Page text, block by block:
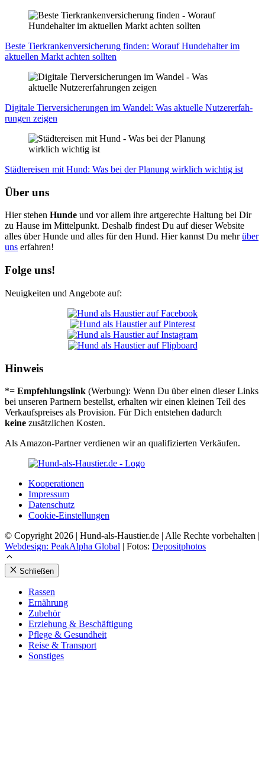
Bes­te Tier­kran­ken­ver­si­che­rung fin­den: Wor­auf Hun­de­hal­ter im
aktu­el­len Markt ach­ten soll­ten
Digi­ta­le Tier­ver­si­che­run­gen im Wan­del: Was aktu­el­le Nut­zer­er­fah­
run­gen zei­gen
Städ­te­rei­sen mit Hund: Was bei der Pla­nung wirk­lich wich­tig ist
Über uns
Hier stehen Hunde und vor allem ihre artgerechte Haltung bei Dir
zu Hause im Mittelpunkt. Deshalb findest Du auf dieser Website
alles über Hunde und alles für den Hund. Hier kannst Du mehrüber
uns erfahren!
Folge uns!
Neuigkeiten und Angebote auf:
Hinweis
*= Empfehlungslink (Werbung): Wenn Du über einen dieser Links
bei unseren Partnern bestellst, erhalten wir einen kleinen Teil des
Verkaufspreises als Provision. Für Dich entstehen dadurch
keine zusätzlichen Kosten.
Als Amazon-Partner verdienen wir an qualifizierten Verkäufen.
Koope­ra­tio­nen
Impres­sum
Daten­schutz
Coo­kie-Ein­stel­lun­gen
© Copyright 2026 | Hund-als-Haustier.de | Alle Rechte vorbehalten |
Webdesign: PeakAlpha Global | Fotos: Depositphotos
Schließen
Ras­sen
Ernäh­rung
Zube­hör
Erzie­hung & Beschäf­ti­gung
Pfle­ge & Gesund­heit
Rei­se & Trans­port
Sons­ti­ges